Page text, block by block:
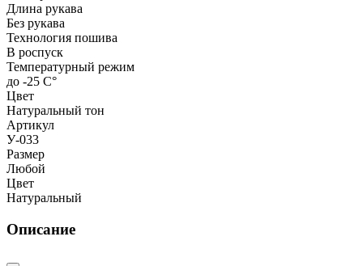
Длина рукава
Без рукава
Технология пошива
В роспуск
Температурный режим
до -25 С°
Цвет
Натуральный тон
Артикул
У-033
Размер
Любой
Цвет
Натуральный
Описание